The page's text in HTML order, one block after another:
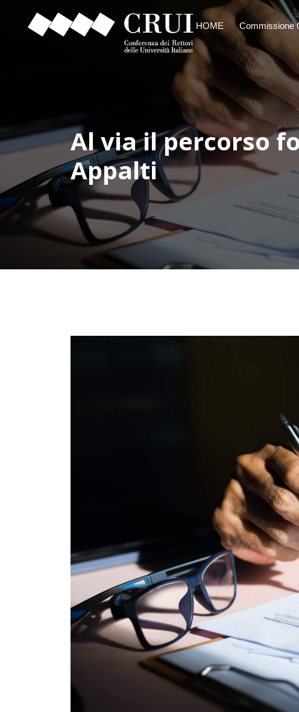
HOME Commissione
Al via il percorso
Appalti